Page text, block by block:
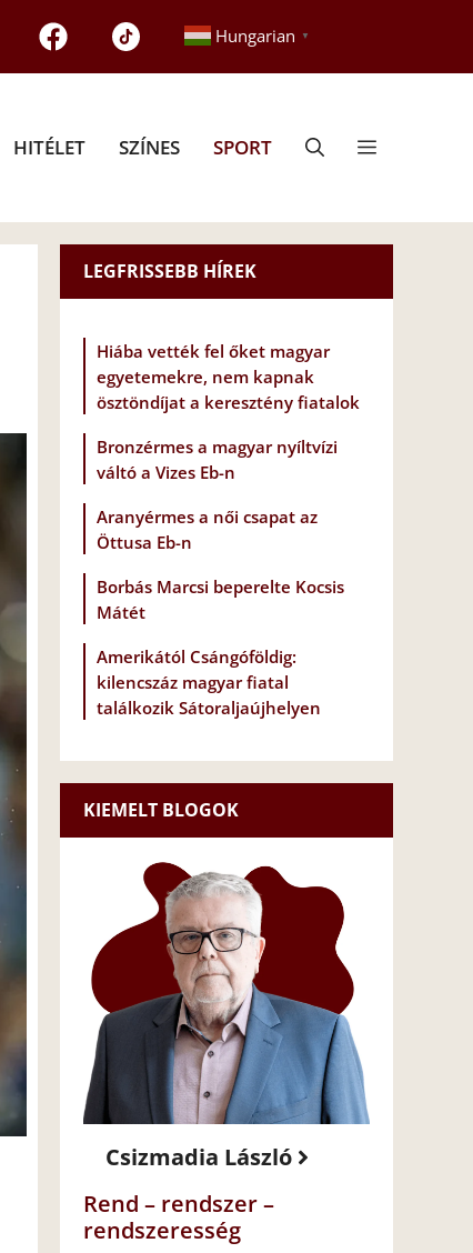
Hungarian ▼
HITÉLET SZÍNES SPORT
LEGFRISSEBB HÍREK
Hiába vették fel őket magyar
egyetemekre, nem kapnak
ösztöndíjat a keresztény fiatalok
Bronzérmes a magyar nyíltvízi
váltó a Vizes Eb-n
Aranyérmes a női csapat az
Öttusa Eb-n
Borbás Marcsi beperelte Kocsis
Mátét
Amerikától Csángóföldig:
kilencszáz magyar fiatal
találkozik Sátoraljaújhelyen
KIEMELT BLOGOK
Csizmadia László
Rend – rendszer –
rendszeresség